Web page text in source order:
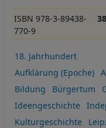
ISBN 978-3-89438-
770-9
18. Jahrhundert
Aufklärung (Epoche)
Bildung
Bürgertum
Ideengeschichte
Kulturgeschichte